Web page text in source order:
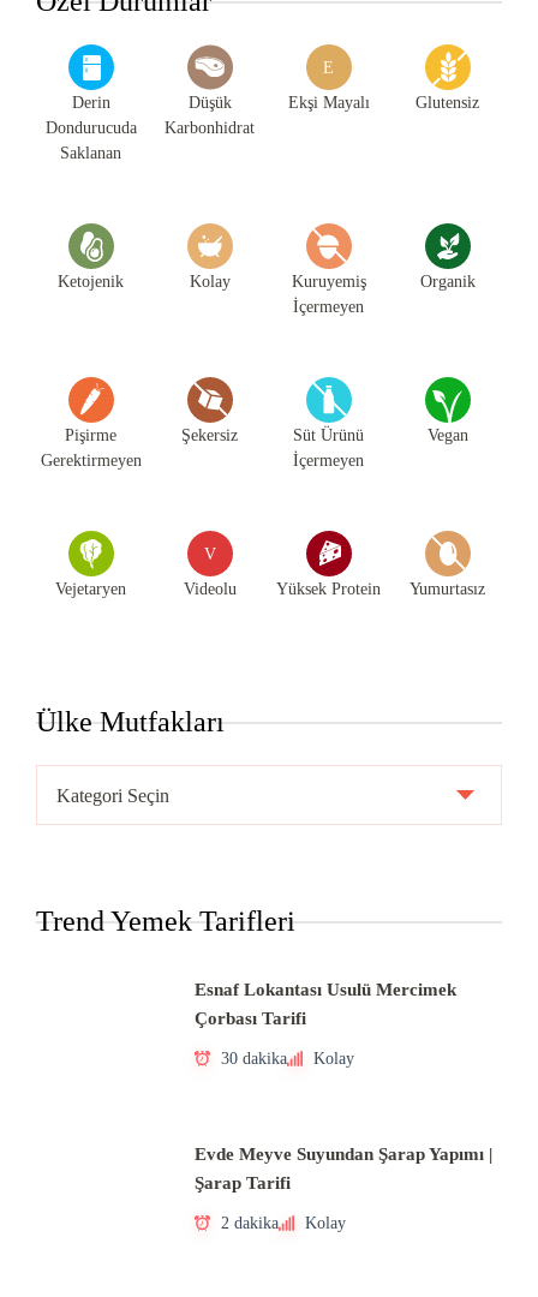
Derin
Dondurucuda
Saklanan
Düşük
Karbonhidrat
E
Ekşi Mayalı Glutensiz
Ketojenik Kolay
Kuruyemiş
İçermeyen
Organik
Pişirme
Gerektirmeyen
Şekersiz
Süt Ürünü
İçermeyen
Vegan
Vejetaryen
V
Videolu Yüksek Protein Yumurtasız
Ülke Mutfakları
Mutfakları
Trend Yemek Tarifleri
Esnaf Lokantası Usulü Mercimek
Çorbası Tarifi
30 dakika Kolay
Evde Meyve Suyundan Şarap Yapımı |
Şarap Tarifi
2 dakika Kolay